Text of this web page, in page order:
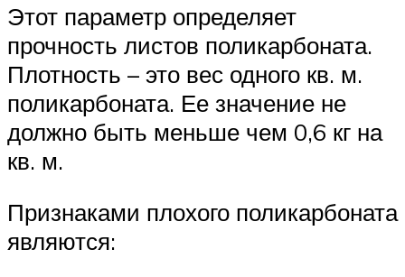
Этот параметр определяет
прочность листов поликарбоната.
Плотность – это вес одного кв. м.
поликарбоната. Ее значение не
должно быть меньше чем 0,6 кг на
кв. м.
Признаками плохого поликарбоната
являются: